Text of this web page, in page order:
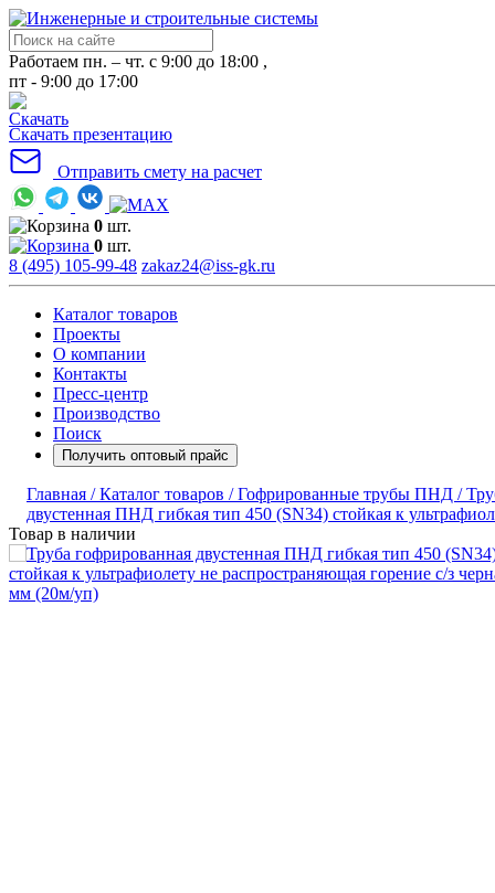
Работаем пн. – чт. с 9:00 до 18:00 ,
пт - 9:00 до 17:00
Скачать презентацию
Отправить смету на расчет
0 шт.
0 шт.
8 (495) 105-99-48 zakaz24@iss-gk.ru
Каталог товаров
Проекты
О компании
Контакты
Пресс-центр
Производство
Поиск
Получить оптовый прайс
Главная /Каталог товаров /Гофрированные трубы ПНД /
двустенная ПНД гибкая тип 450 (SN34) стойкая к
Товар в наличии